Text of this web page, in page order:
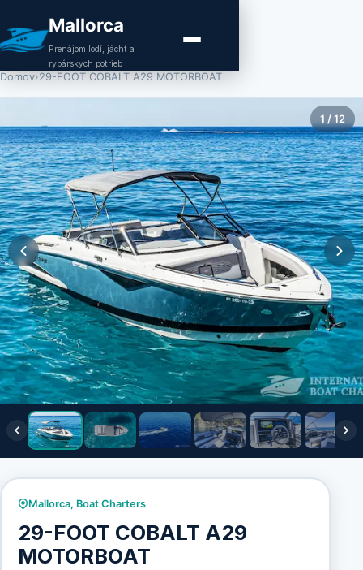
Mallorca
Prenájom lodí, jácht a
rybárskych potrieb
Domov›29-FOOT COBALT A29 MOTORBOAT
1 /12
Mallorca, Boat Charters
29-FOOT COBALT A29
MOTORBOAT